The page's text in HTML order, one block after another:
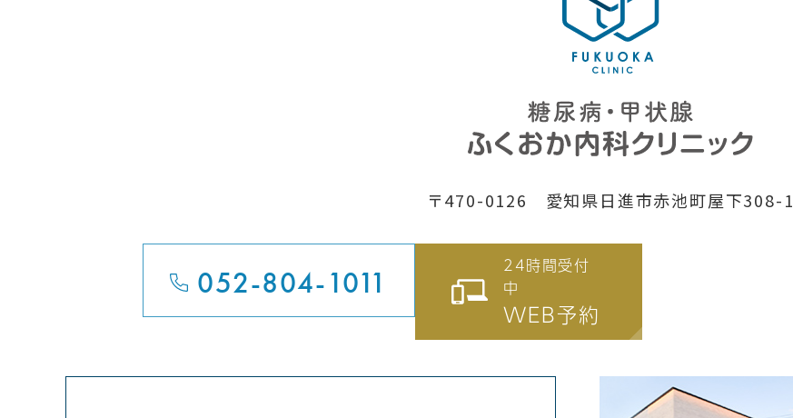
〒470-0126 愛知県日進市赤池町屋下308-1
052-804-1011
24時間受付
中
WEB予約